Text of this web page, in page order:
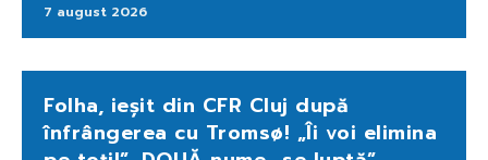
7 august 2026
Folha, ieșit din CFR Cluj după
înfrângerea cu Tromsø! „Îi voi elimina